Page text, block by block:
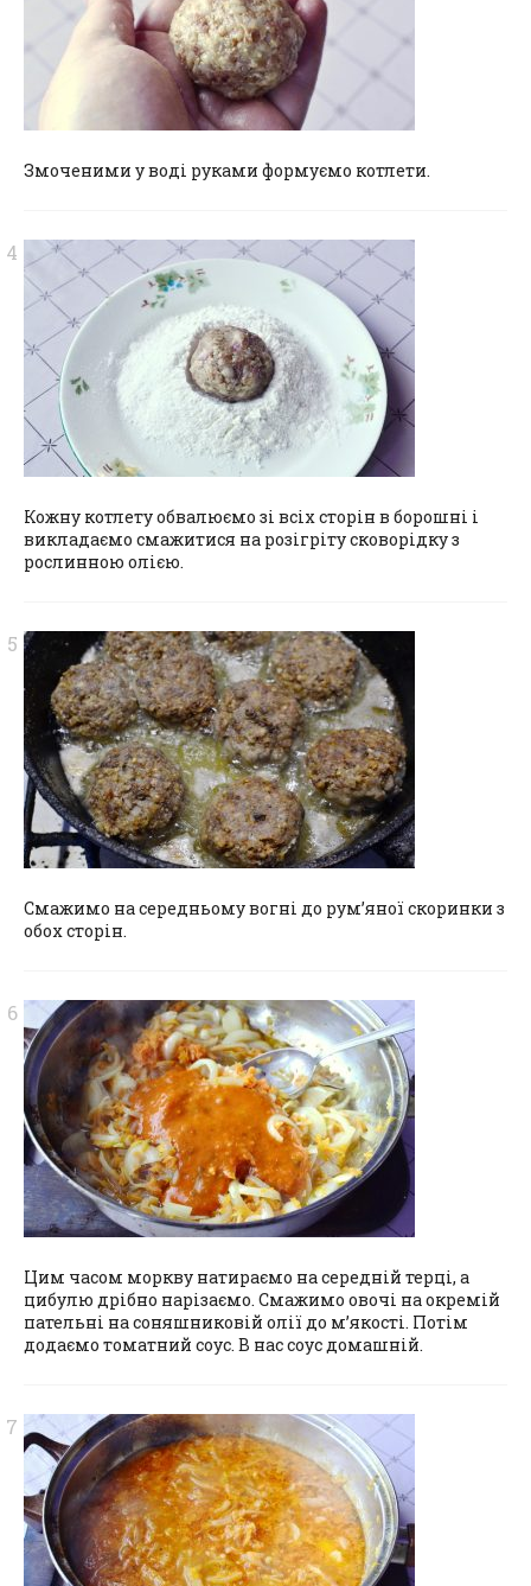
Змоченими у воді руками формуємо котлети.
Кожну котлету обвалюємо зі всіх сторін в борошні і
викладаємо смажитися на розігріту сковорідку з
рослинною олією.
Смажимо на середньому вогні до рум’яної скоринки з
обох сторін.
Цим часом моркву натираємо на середній терці, а
цибулю дрібно нарізаємо. Смажимо овочі на окремій
пательні на соняшниковій олії до м’якості. Потім
додаємо томатний соус. В нас соус домашній.